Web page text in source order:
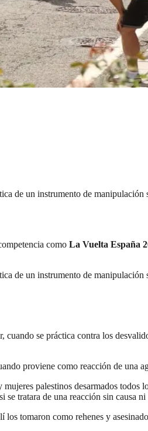
¿y la
de un instrumento de
como La Vuelta España
de un instrumento de
se práctica contra los
proviene como reacción de una
palestinos desarmados todos
se tratara de una reacción sin causa
tomaron como rehenes y